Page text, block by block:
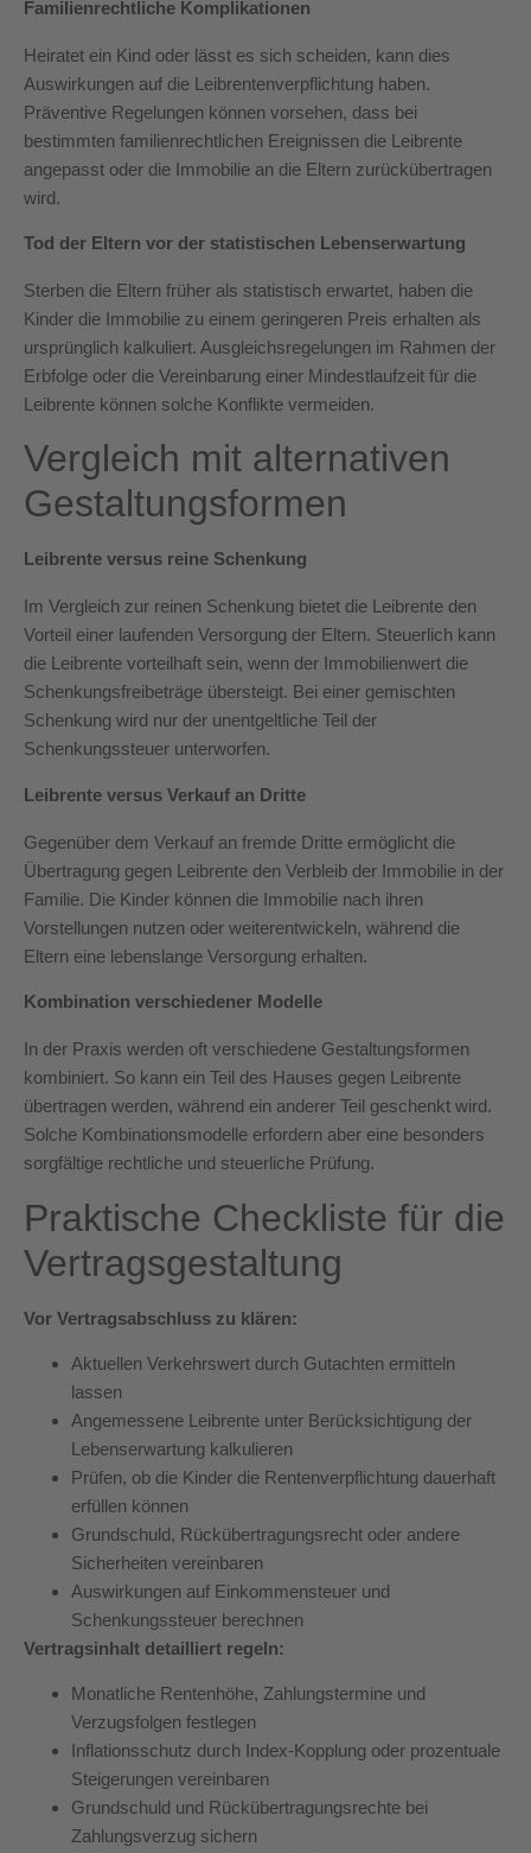
Familienrechtliche Komplikationen
Heiratet ein Kind oder lässt es sich scheiden, kann dies
Auswirkungen auf die Leibrentenverpflichtung haben.
Präventive Regelungen können vorsehen, dass bei
bestimmten familienrechtlichen Ereignissen die Leibrente
angepasst oder die Immobilie an die Eltern zurückübertragen
wird.
Tod der Eltern vor der statistischen Lebenserwartung
Sterben die Eltern früher als statistisch erwartet, haben die
Kinder die Immobilie zu einem geringeren Preis erhalten als
ursprünglich kalkuliert. Ausgleichsregelungen im Rahmen der
Erbfolge oder die Vereinbarung einer Mindestlaufzeit für die
Leibrente können solche Konflikte vermeiden.
Vergleich mit alternativen
Gestaltungsformen
Leibrente versus reine Schenkung
Im Vergleich zur reinen Schenkung bietet die Leibrente den
Vorteil einer laufenden Versorgung der Eltern. Steuerlich kann
die Leibrente vorteilhaft sein, wenn der Immobilienwert die
Schenkungsfreibeträge übersteigt. Bei einer gemischten
Schenkung wird nur der unentgeltliche Teil der
Schenkungssteuer unterworfen.
Leibrente versus Verkauf an Dritte
Gegenüber dem Verkauf an fremde Dritte ermöglicht die
Übertragung gegen Leibrente den Verbleib der Immobilie in der
Familie. Die Kinder können die Immobilie nach ihren
Vorstellungen nutzen oder weiterentwickeln, während die
Eltern eine lebenslange Versorgung erhalten.
Kombination verschiedener Modelle
In der Praxis werden oft verschiedene Gestaltungsformen
kombiniert. So kann ein Teil des Hauses gegen Leibrente
übertragen werden, während ein anderer Teil geschenkt wird.
Solche Kombinationsmodelle erfordern aber eine besonders
sorgfältige rechtliche und steuerliche Prüfung.
Praktische Checkliste für die
Vertragsgestaltung
Vor Vertragsabschluss zu klären:
Aktuellen Verkehrswert durch Gutachten ermitteln
lassen
Angemessene Leibrente unter Berücksichtigung der
Lebenserwartung kalkulieren
Prüfen, ob die Kinder die Rentenverpflichtung dauerhaft
erfüllen können
Grundschuld, Rückübertragungsrecht oder andere
Sicherheiten vereinbaren
Auswirkungen auf Einkommensteuer und
Schenkungssteuer berechnen
Vertragsinhalt detailliert regeln:
Monatliche Rentenhöhe, Zahlungstermine und
Verzugsfolgen festlegen
Inflationsschutz durch Index-Kopplung oder prozentuale
Steigerungen vereinbaren
Grundschuld und Rückübertragungsrechte bei
Zahlungsverzug sichern